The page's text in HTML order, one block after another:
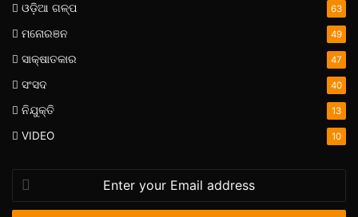
ଓଡ଼ିଆ ଗଳ୍ପ 63
ମନୋରଞନ 49
ସାକ୍ଷାତକାର 47
ସଂସଦ 40
ନିଯୁକ୍ତି 13
VIDEO 10
your
Email